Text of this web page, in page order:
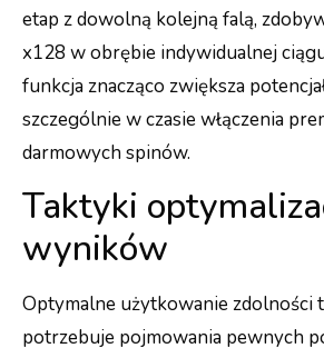
etap z dowolną kolejną falą,
x128 w obrębie indywidualnej
funkcja znacząco zwiększa
szczególnie w czasie włączenia
darmowych spinów.
Taktyki
wyników
Optymalne użytkowanie zdolności
potrzebuje pojmowania pewnych